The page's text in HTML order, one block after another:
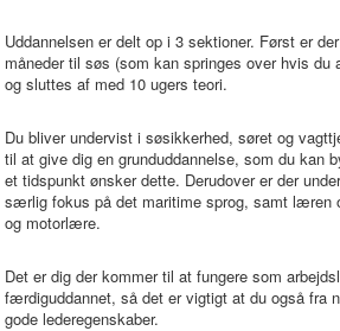
Uddannelsen er delt op i 3 sektioner. Først er
måneder til søs (som kan springes over hvis
og sluttes af med 10 ugers teori.
Du bliver undervist i søsikkerhed, søret og
til at give dig en grunduddannelse, som du kan
et tidspunkt ønsker dette. Derudover er der
særlig fokus på det maritime sprog, samt læren
og motorlære.
Det er dig der kommer til at fungere som
færdiguddannet, så det er vigtigt at du også fra
gode lederegenskaber.